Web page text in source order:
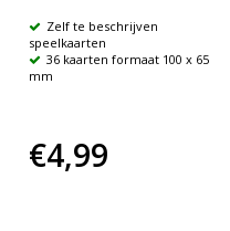
Zelf te beschrijven
speelkaarten
36 kaarten formaat 100 x 65
mm
€4,99